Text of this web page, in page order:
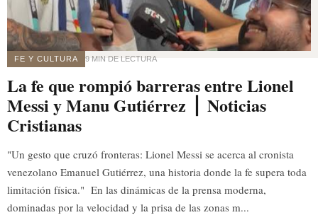
FE Y CULTURA 9 MIN DE LECTURA
La fe que rompió barreras entre Lionel
Messi y Manu Gutiérrez ⎪ Noticias
Cristianas
"Un gesto que cruzó fronteras: Lionel Messi se acerca al cronista
venezolano Emanuel Gutiérrez, una historia donde la fe supera toda
limitación física." En las dinámicas de la prensa moderna,
dominadas por la velocidad y la prisa de las zonas m...